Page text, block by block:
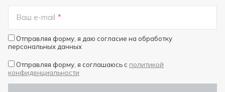
Ваш e-mail *
Отправляя форму, я соглашаюсь c политикой
конфиденциальности
Отправляя форму, я даю согласие на обработку
персональных данных